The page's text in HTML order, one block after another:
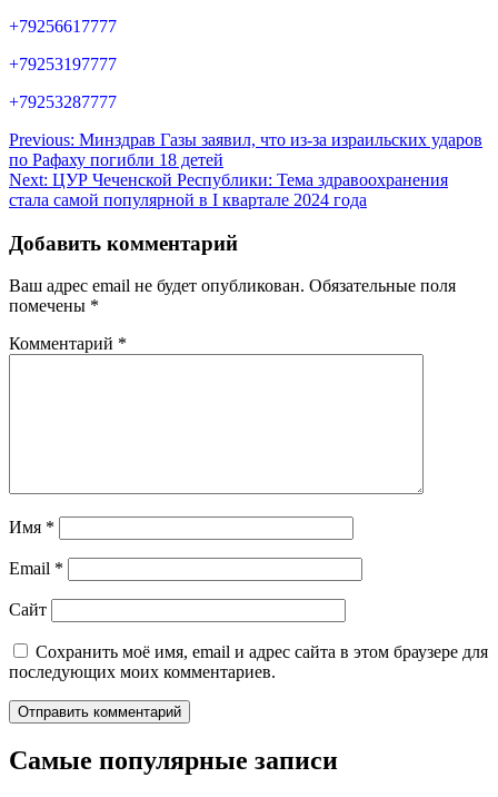
+79256617777
+79253197777
+79253287777
Навигация
по
записям
Previous: Минздрав Газы заявил, что из-за израильских ударов
по Рафаху погибли 18 детей
Next: ЦУР Чеченской Республики: Тема здравоохранения
стала самой популярной в I квартале 2024 года
Добавить комментарий
Ваш адрес email не будет опубликован. Обязательные поля
помечены *
Комментарий *
Имя *
Email *
Сайт
Сохранить моё имя, email и адрес сайта в этом браузере для
последующих моих комментариев.
Самые популярные записи